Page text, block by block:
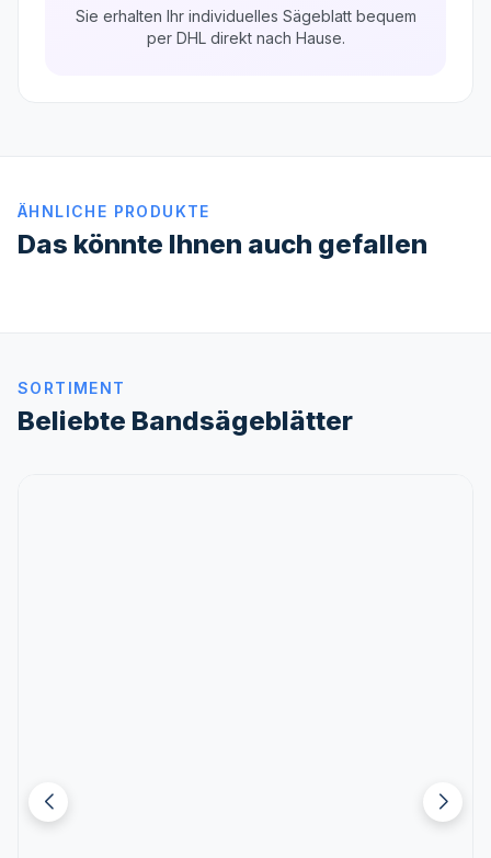
Sie erhalten Ihr individuelles Sägeblatt bequem
per DHL direkt nach Hause.
ÄHNLICHE PRODUKTE
Das könnte Ihnen auch gefallen
SORTIMENT
Beliebte Bandsägeblätter